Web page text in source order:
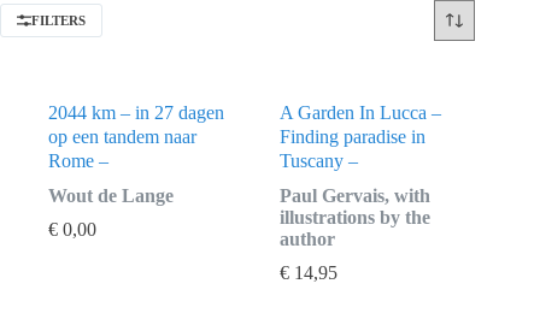
FILTERS
2044 km – in 27 dagen
op een tandem naar
Rome –
Wout de Lange
€ 0,00
A Garden In Lucca –
Finding paradise in
Tuscany –
Paul Gervais, with
illustrations by the
author
€ 14,95